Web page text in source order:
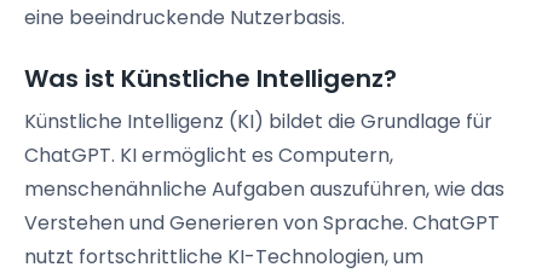
eine beeindruckende Nutzerbasis.
Was ist Künstliche Intelligenz?
Künstliche Intelligenz (KI) bildet die Grundlage für
ChatGPT. KI ermöglicht es Computern,
menschenähnliche Aufgaben auszuführen, wie das
Verstehen und Generieren von Sprache. ChatGPT
nutzt fortschrittliche KI-Technologien, um